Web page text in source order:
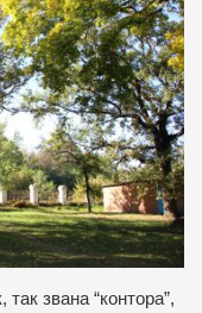
звана “контора”,